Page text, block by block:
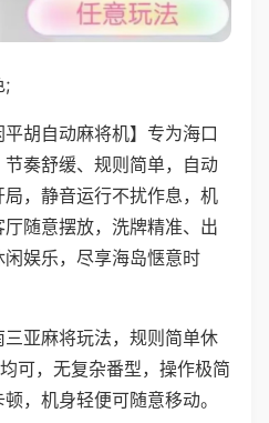
;
平胡自动麻将机】专为海口
奏舒缓、规则简单，自动
，静音运行不扰作息，机
随意摆放，洗牌精准、出
娱乐，尽享海岛惬意时
亚麻将玩法，规则简单休
可，无复杂番型，操作极简
，机身轻便可随意移动。